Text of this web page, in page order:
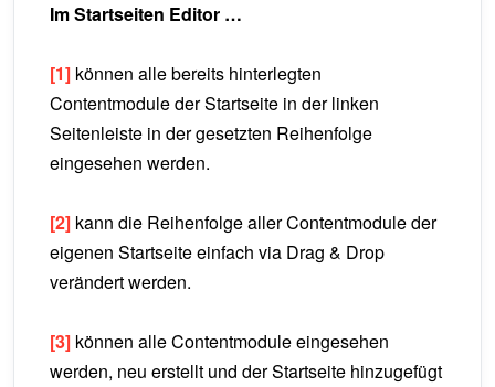
Im Startseiten Editor …
[1] können alle bereits hinterlegten
Contentmodule der Startseite in der linken
Seitenleiste in der gesetzten Reihenfolge
eingesehen werden.
[2] kann die Reihenfolge aller Contentmodule der
eigenen Startseite einfach via Drag & Drop
verändert werden.
[3] können alle Contentmodule eingesehen
werden, neu erstellt und der Startseite hinzugefügt